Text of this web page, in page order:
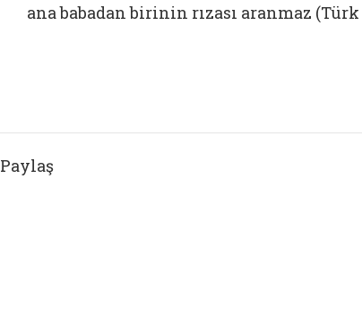
ana babadan birinin rızası aranmaz
Paylaş